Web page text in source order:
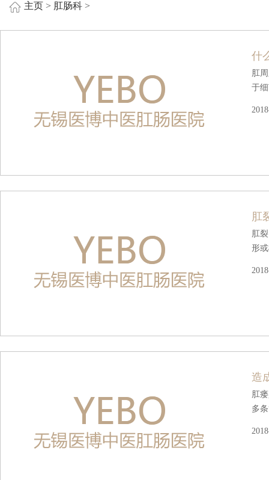
主页 > 肛肠科 >
什
肛
于
肛
肛
形
造
肛
多